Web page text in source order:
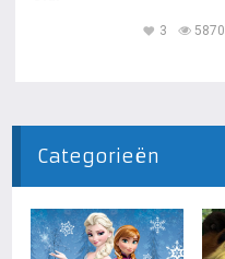
5870
3
Categorieën